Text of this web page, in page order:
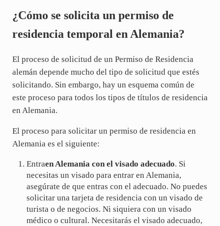
¿Cómo se solicita un permiso de
residencia temporal en Alemania?
El proceso de solicitud de un Permiso de Residencia
alemán depende mucho del tipo de solicitud que estés
solicitando. Sin embargo, hay un esquema común de
este proceso para todos los tipos de títulos de residencia
en Alemania.
El proceso para solicitar un permiso de residencia en
Alemania es el siguiente:
Entraen Alemania con el visado adecuado. Si
necesitas un visado para entrar en Alemania,
asegúrate de que entras con el adecuado. No puedes
solicitar una tarjeta de residencia con un visado de
turista o de negocios. Ni siquiera con un visado
médico o cultural. Necesitarás el visado adecuado,